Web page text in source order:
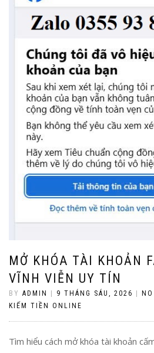
MỞ KHÓA TÀI KHOẢN
VĨNH VIỄN UY TÍN
BY ADMIN | 9 THÁNG SÁU, 2026 |
KIẾM TIỀN ONLINE
Tìm hiểu cách mở khóa tài khoản